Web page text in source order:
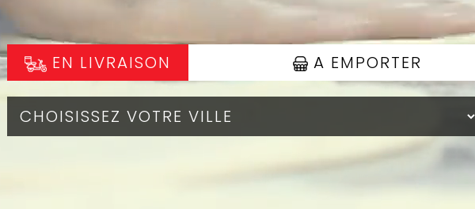
EN LIVRAISON A EMPORTER